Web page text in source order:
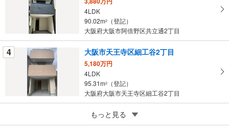
4LDK
90.02m2
（登記）
大阪府大阪市阿倍野区共立通2丁目
4 大阪市天王寺区細工谷2丁目
5,180万円
4LDK
95.31m2
（登記）
大阪府大阪市天王寺区細工谷2丁目
成約でもらえる
大阪市淀川区野中南1丁目
もっと見る